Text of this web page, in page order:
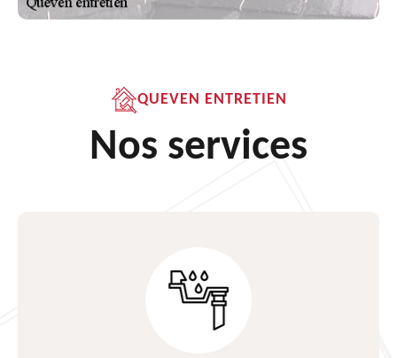
QUEVEN ENTRETIEN
Nos services